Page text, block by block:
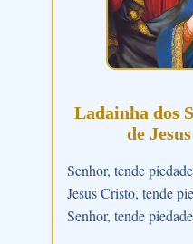
Ladainha dos
de
Senhor, tende
Jesus Cristo, tende
Senhor, tende